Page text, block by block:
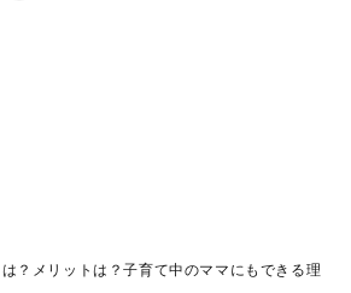
？メリットは？子育て中のママにもできる理